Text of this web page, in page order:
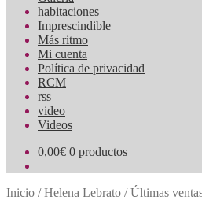
habitaciones
Imprescindible
Más ritmo
Mi cuenta
Política de privacidad
RCM
rss
video
Videos
0,00€ 0 productos
Inicio /Helena Lebrato /Últimas